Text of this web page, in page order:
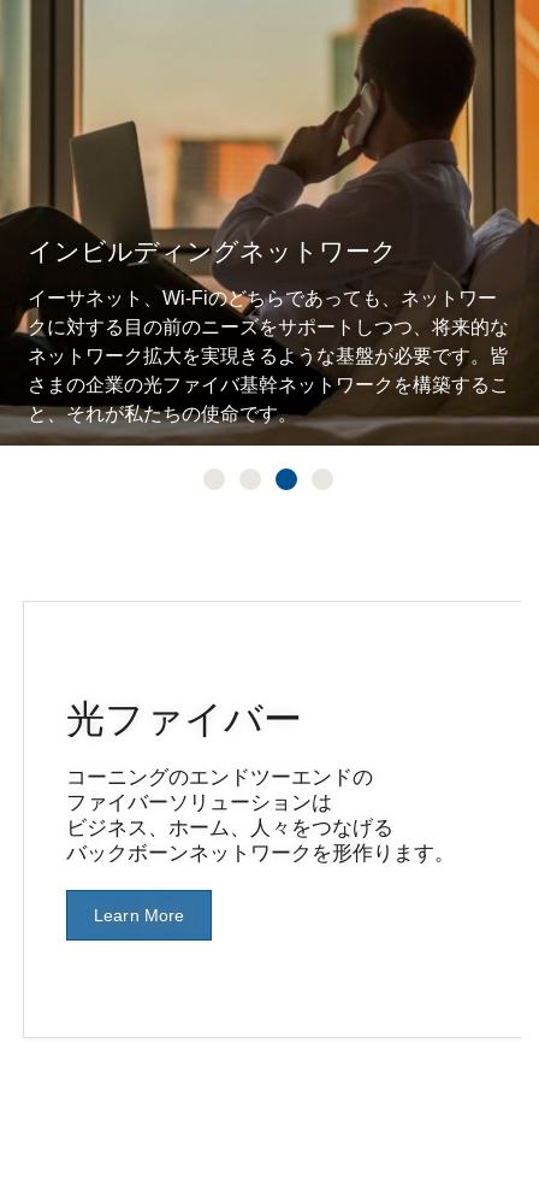
インビルディングネットワーク
イーサネット、Wi-Fiのどちらであっても、ネットワー
クに対する目の前のニーズをサポートしつつ、将来的な
ネットワーク拡大を実現きるような基盤が必要です。皆
さまの企業の光ファイバ基幹ネットワークを構築するこ
と、それが私たちの使命です。
光ファイバー
コーニングのエンドツーエンドの
ファイバーソリューションは
ビジネス、ホーム、人々をつなげる
バックボーンネットワークを形作ります。
Learn More